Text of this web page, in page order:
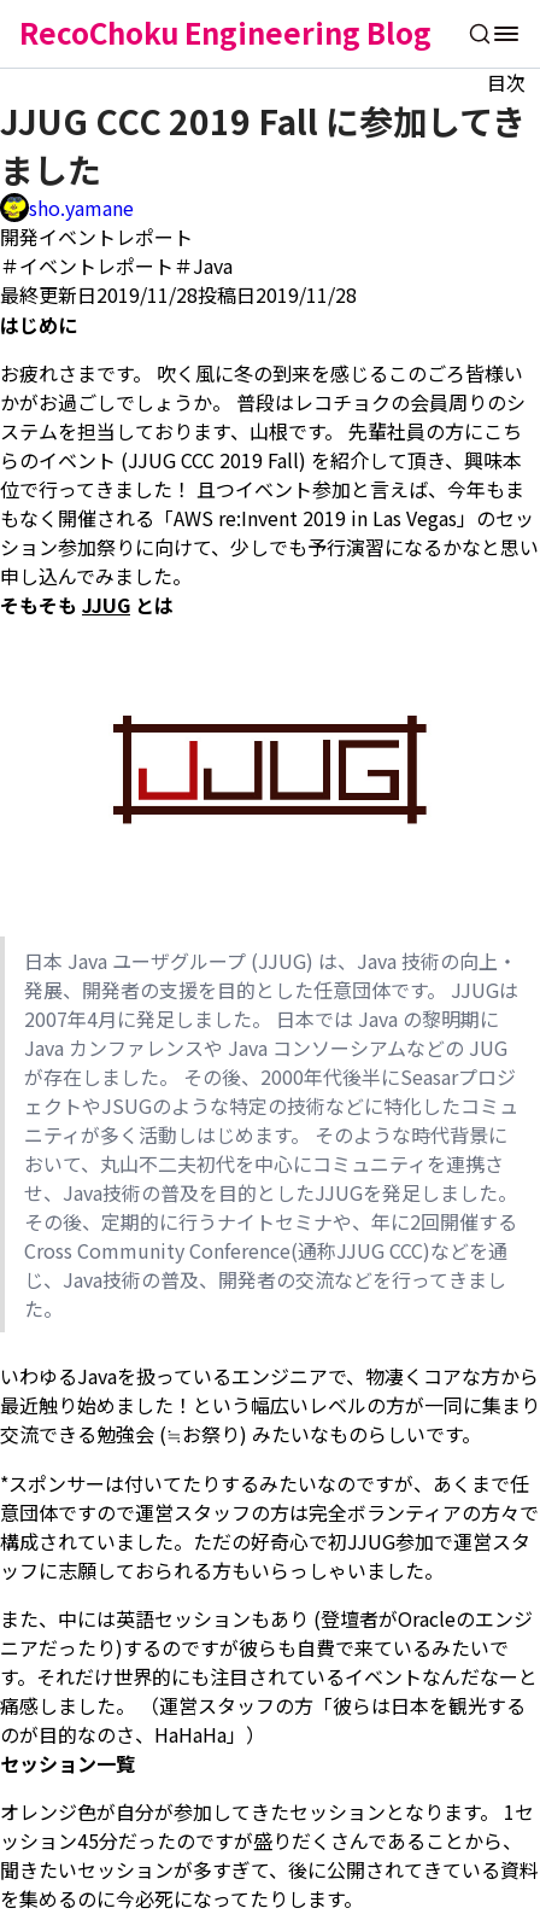
RecoChoku Engineering Blog
目次
JJUG CCC 2019 Fall に参加してき
ました
sho.yamane
開発イベントレポート
＃イベントレポート＃Java
最終更新日2019/11/28投稿日2019/11/28
はじめに
お疲れさまです。 吹く風に冬の到来を感じるこのごろ皆様い
かがお過ごしでしょうか。 普段はレコチョクの会員周りのシ
ステムを担当しております、山根です。 先輩社員の方にこち
らのイベント (JJUG CCC 2019 Fall) を紹介して頂き、興味本
位で行ってきました！ 且つイベント参加と言えば、今年もま
もなく開催される「AWS re:Invent 2019 in Las Vegas」のセッ
ション参加祭りに向けて、少しでも予行演習になるかなと思い
申し込んでみました。
そもそも JJUG とは
日本 Java ユーザグループ (JJUG) は、Java 技術の向上・
発展、開発者の支援を目的とした任意団体です。 JJUGは
2007年4月に発足しました。 日本では Java の黎明期に
Java カンファレンスや Java コンソーシアムなどの JUG
が存在しました。 その後、2000年代後半にSeasarプロジ
ェクトやJSUGのような特定の技術などに特化したコミュ
ニティが多く活動しはじめます。 そのような時代背景に
おいて、丸山不二夫初代を中心にコミュニティを連携さ
せ、Java技術の普及を目的としたJJUGを発足しました。
その後、定期的に行うナイトセミナや、年に2回開催する
Cross Community Conference(通称JJUG CCC)などを通
じ、Java技術の普及、開発者の交流などを行ってきまし
た。
いわゆるJavaを扱っているエンジニアで、物凄くコアな方から
最近触り始めました！という幅広いレベルの方が一同に集まり
交流できる勉強会 (≒お祭り) みたいなものらしいです。
*スポンサーは付いてたりするみたいなのですが、あくまで任
意団体ですので運営スタッフの方は完全ボランティアの方々で
構成されていました。ただの好奇心で初JJUG参加で運営スタ
ッフに志願しておられる方もいらっしゃいました。
また、中には英語セッションもあり (登壇者がOracleのエンジ
ニアだったり)するのですが彼らも自費で来ているみたいで
す。それだけ世界的にも注目されているイベントなんだなーと
痛感しました。 （運営スタッフの方「彼らは日本を観光する
のが目的なのさ、HaHaHa」）
セッション一覧
オレンジ色が自分が参加してきたセッションとなります。 1セ
ッション45分だったのですが盛りだくさんであることから、
聞きたいセッションが多すぎて、後に公開されてきている資料
を集めるのに今必死になってたりします。